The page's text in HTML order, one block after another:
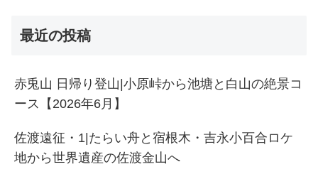
最近の投稿
赤兎山 日帰り登山|小原峠から池塘と白山の絶景コ
ース【2026年6月】
佐渡遠征・1|たらい舟と宿根木・吉永小百合ロケ
地から世界遺産の佐渡金山へ